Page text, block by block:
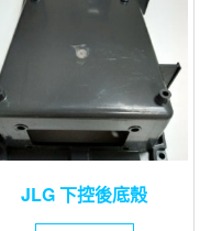
JLG 下控後底殼